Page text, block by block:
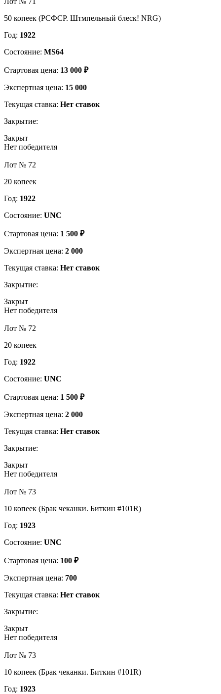
50 копеек (РСФСР. Штмпельный блеск! NRG)
Год: 1922
Состояние: MS64
Стартовая цена: 13 000 ₽
Экспертная цена: 15 000
Текущая ставка: Нет ставок
Закрытие:
Закрыт
Нет победителя
Лот № 72
20 копеек
Год: 1922
Состояние: UNC
Стартовая цена: 1 500 ₽
Экспертная цена: 2 000
Текущая ставка: Нет ставок
Закрытие:
Закрыт
Нет победителя
Лот № 72
20 копеек
Год: 1922
Состояние: UNC
Стартовая цена: 1 500 ₽
Экспертная цена: 2 000
Текущая ставка: Нет ставок
Закрытие:
Закрыт
Нет победителя
Лот № 73
10 копеек (Брак чеканки. Биткин #101R)
Год: 1923
Состояние: UNC
Стартовая цена: 100 ₽
Экспертная цена: 700
Текущая ставка: Нет ставок
Закрытие:
Закрыт
Нет победителя
Лот № 73
10 копеек (Брак чеканки. Биткин #101R)
Год: 1923